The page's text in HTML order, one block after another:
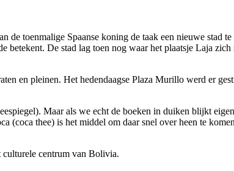
toenmalige Spaanse koning de taak een nieuwe stad
De stad lag toen nog waar het plaatsje Laja
en pleinen. Het hedendaagse Plaza Murillo werd er
Maar als we echt de boeken in duiken blijkt
thee) is het middel om daar snel over heen te
culturele centrum van Bolivia.